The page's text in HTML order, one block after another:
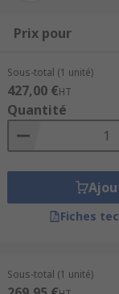
Prix pour
Sous-total (1 unité)
427,00 €HT
Quantité
Fiches
Sous-total (1 unité)